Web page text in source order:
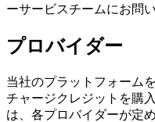
ーサービスチームにお問
プロバイダー
当社のプラットフォーム
チャージクレジットを購
は、各プロバイダーが定